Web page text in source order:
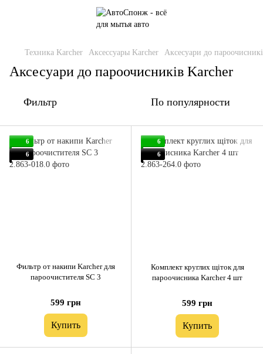
Техника Karcher Аксессуары Karcher Аксесуари до
Аксесуари до пароочисників Karcher
Фильтр По популярности
6
6
Фильтр от накипи Karcher для
пароочистителя SC 3
599 грн
Купить
6
6
Комплект круглих щіток для
пароочисника Karcher 4 шт
599 грн
Купить